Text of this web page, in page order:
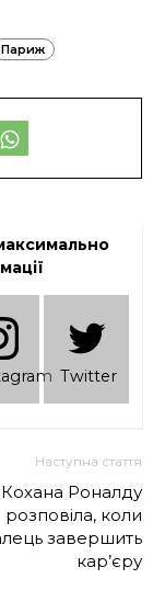
Париж
Twitter
Наступна стаття
Кохана Роналду
розповіла, коли
завершить
кар’єру